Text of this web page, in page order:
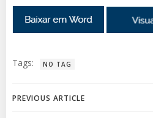
Tags: NO TAG
Navegação
PREVIOUS ARTICLE